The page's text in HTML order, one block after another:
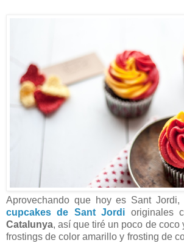
Aprovechando que hoy es Sant Jordi,
cupcakes de Sant Jordi originales
Catalunya, así que tiré un poco de coco
frostings de color amarillo y frosting de